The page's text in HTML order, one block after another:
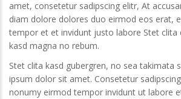
amet, consetetur sadipscing elitr, At
diam dolore dolores duo eirmod eos erat,
tempor et et invidunt justo labore Stet clita
kasd magna no rebum.
Stet clita kasd gubergren, no sea takimata
ipsum dolor sit amet. Consetetur
nonumy eirmod tempor invidunt ut labore